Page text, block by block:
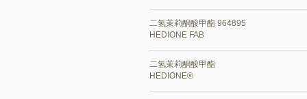
二氢茉莉酮酸甲酯 964895
HEDIONE FAB
二氢茉莉酮酸甲酯
HEDIONE®